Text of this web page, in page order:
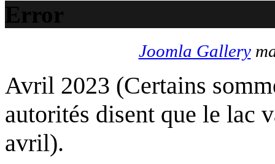
Error
Joomla Gallery
Avril 2023 (Certains
autorités disent que le lac
avril).